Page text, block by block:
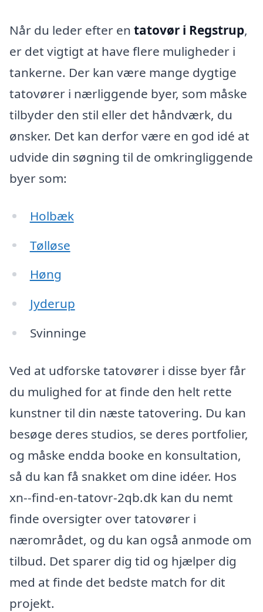
Når du leder efter en tatovør i Regstrup,
er det vigtigt at have flere muligheder i
tankerne. Der kan være mange dygtige
tatovører i nærliggende byer, som måske
tilbyder den stil eller det håndværk, du
ønsker. Det kan derfor være en god idé at
udvide din søgning til de omkringliggende
byer som:
Holbæk
Tølløse
Høng
Jyderup
Svinninge
Ved at udforske tatovører i disse byer får
du mulighed for at finde den helt rette
kunstner til din næste tatovering. Du kan
besøge deres studios, se deres portfolier,
og måske endda booke en konsultation,
så du kan få snakket om dine idéer. Hos
xn--find-en-tatovr-2qb.dk kan du nemt
finde oversigter over tatovører i
nærområdet, og du kan også anmode om
tilbud. Det sparer dig tid og hjælper dig
med at finde det bedste match for dit
projekt.